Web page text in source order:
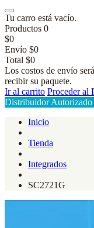
Tu carro está vacío.
Productos 0
$0
Envío $0
Total $0
Los costos de envío
recibir su paquete.
Ir al carrito Proceder al
Distribuidor
Inicio
Tienda
Integrados
SC2721G